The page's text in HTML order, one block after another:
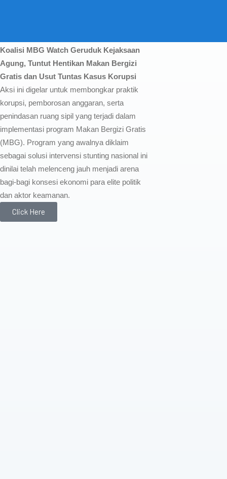
Koalisi MBG Watch Geruduk Kejaksaan
Agung, Tuntut Hentikan Makan Bergizi
Gratis dan Usut Tuntas Kasus Korupsi
Aksi ini digelar untuk membongkar praktik
korupsi, pemborosan anggaran, serta
penindasan ruang sipil yang terjadi dalam
implementasi program Makan Bergizi Gratis
(MBG). Program yang awalnya diklaim
sebagai solusi intervensi stunting nasional ini
dinilai telah melenceng jauh menjadi arena
bagi-bagi konsesi ekonomi para elite politik
dan aktor keamanan.
Click Here